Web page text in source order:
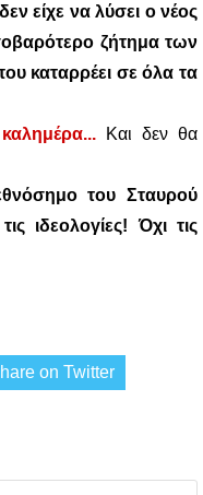
είχε να λύσει ο νέος
ζήτημα των
καταρρέει σε όλα τα
Και δεν θα
του Σταυρού
ιδεολογίες! Όχι τις
on Twitter